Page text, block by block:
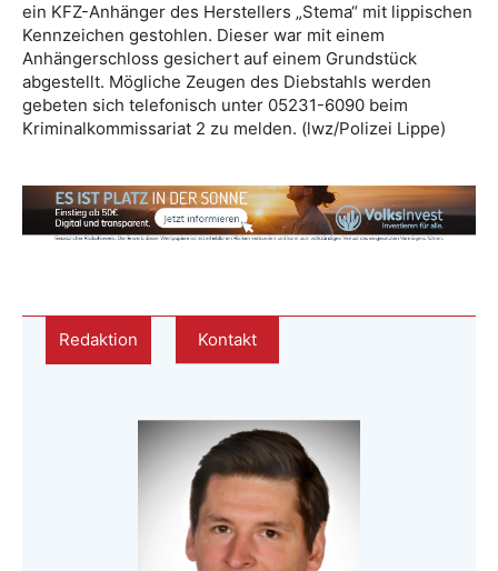
ein KFZ-Anhänger des Herstellers „Stema“ mit lippischen
Kennzeichen gestohlen. Dieser war mit einem
Anhängerschloss gesichert auf einem Grundstück
abgestellt. Mögliche Zeugen des Diebstahls werden
gebeten sich telefonisch unter 05231-6090 beim
Kriminalkommissariat 2 zu melden. (lwz/Polizei Lippe)
Redaktion Kontakt